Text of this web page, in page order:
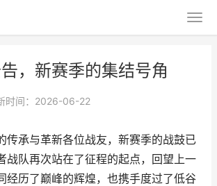
，新赛季的集结号角
时间：2026-06-22
传承与革新各位战友，新赛季的战鼓已
战队再次站在了征程的起点，回望上一
经历了巅峰的辉煌，也携手度过了低谷